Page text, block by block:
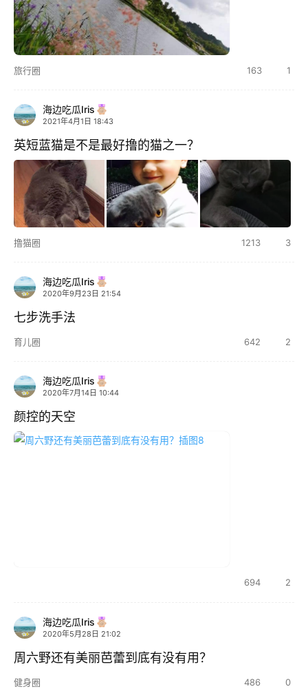
简
讯
圈
博
主
访
客
地
摊
客
户
端
稿
须
知
旅行圈 163 1
海边吃瓜Iris
2021年4月1日 18:43
英短蓝猫是不是最好撸的猫之一？
撸猫圈 1213 3
海边吃瓜Iris
2020年9月23日 21:54
七步洗手法
育儿圈 642 2
海边吃瓜Iris
2020年7月14日 10:44
颜控的天空
694 2
海边吃瓜Iris
2020年5月28日 21:02
周六野还有美丽芭蕾到底有没有用？
健身圈 486 0